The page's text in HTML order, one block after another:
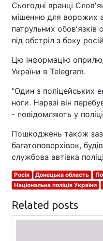
Сьогодні вранці
мішенню для ворожих
патрульних обов'язків
під обстріл з боку
Цю інформацію
України в Telegram.
"Один з поліцейських
ноги. Наразі він
- повідомляють у
Пошкоджень також
багатоповерхівок,
службова автівка
Росія Донецька область
Національна поліція України
Related posts